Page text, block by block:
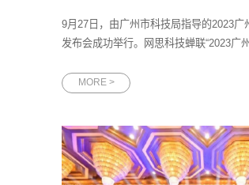
9月27日，由广州市科技局指导的2023广
发布会成功举行。网思科技蝉联“2023广
署投资协议。图为2023广州拟上市高企
MORE >